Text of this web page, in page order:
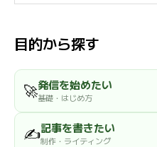
対
:目的から探す
🚀発信を始めたい
基礎・はじめ方
✍️記事を書きたい
制作・ライティング